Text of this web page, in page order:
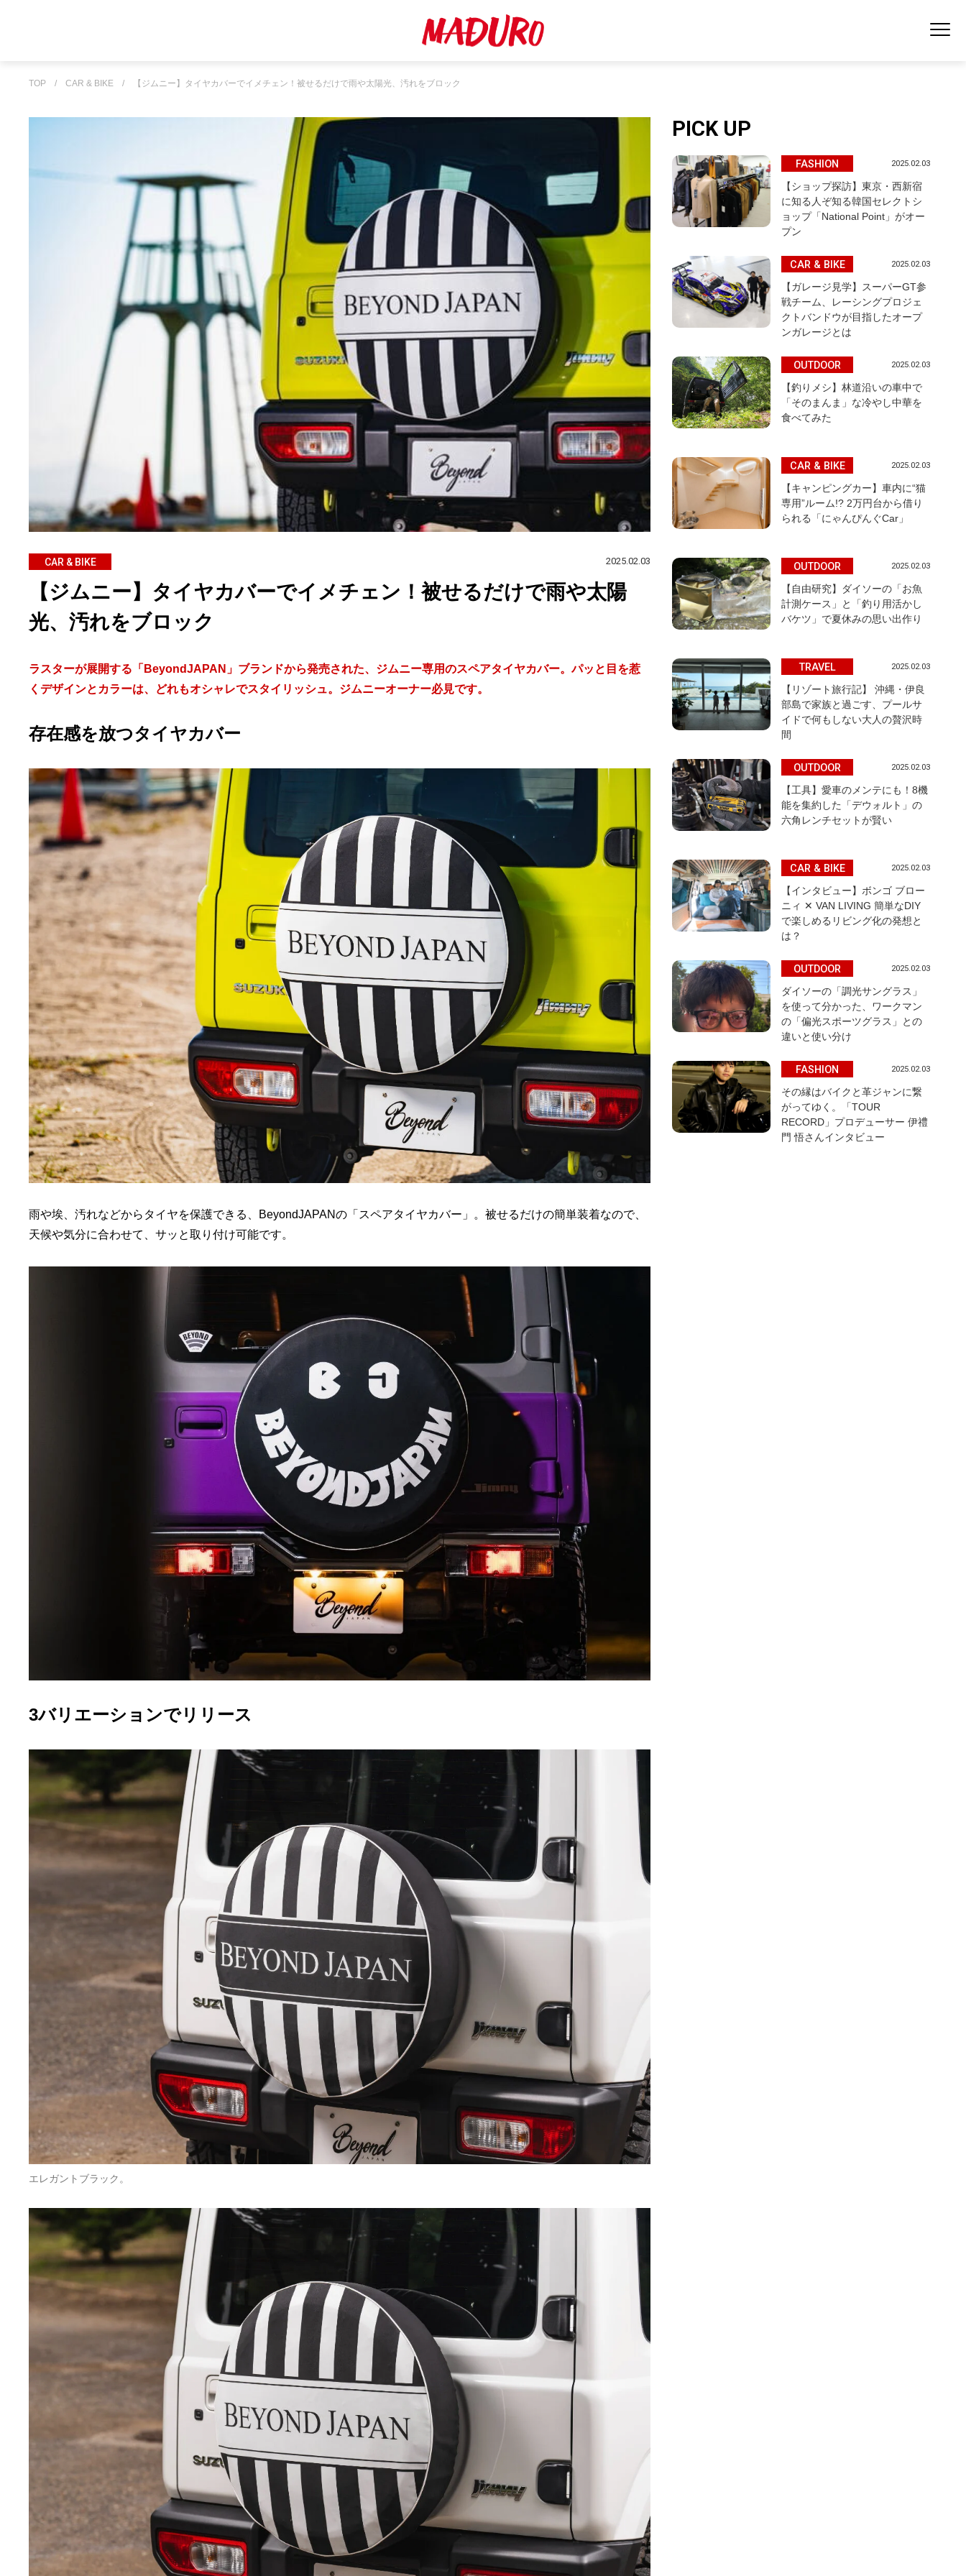
TOP / CAR & BIKE / 【ジムニー】タイヤカバーでイメチェン！被せるだけで雨や太陽光、汚れをブロック
CAR & BIKE 2025.02.03
【ジムニー】タイヤカバーでイメチェン！被せるだけで雨や太陽
光、汚れをブロック
ラスターが展開する「BeyondJAPAN」ブランドから発売された、ジムニー専用のスペアタイヤカバー。パッと目を惹
くデザインとカラーは、どれもオシャレでスタイリッシュ。ジムニーオーナー必見です。
存在感を放つタイヤカバー
雨や埃、汚れなどからタイヤを保護できる、BeyondJAPANの「スペアタイヤカバー」。被せるだけの簡単装着なので、
天候や気分に合わせて、サッと取り付け可能です。
3バリエーションでリリース
エレガントブラック。
PICK UP
FASHION 2025.02.03
【ショップ探訪】東京・西新宿
に知る人ぞ知る韓国セレクトシ
ョップ「National Point」がオー
プン
CAR & BIKE 2025.02.03
【ガレージ見学】スーパーGT参
戦チーム、レーシングプロジェ
クトバンドウが目指したオープ
ンガレージとは
OUTDOOR 2025.02.03
【釣りメシ】林道沿いの車中で
「そのまんま」な冷やし中華を
食べてみた
CAR & BIKE 2025.02.03
【キャンピングカー】車内に“猫
専用”ルーム!? 2万円台から借り
られる「にゃんぴんぐCar」
OUTDOOR 2025.02.03
【自由研究】ダイソーの「お魚
計測ケース」と「釣り用活かし
バケツ」で夏休みの思い出作り
TRAVEL 2025.02.03
【リゾート旅行記】 沖縄・伊良
部島で家族と過ごす、プールサ
イドで何もしない大人の贅沢時
間
OUTDOOR 2025.02.03
【工具】愛車のメンテにも！8機
能を集約した「デウォルト」の
六角レンチセットが賢い
CAR & BIKE 2025.02.03
【インタビュー】ボンゴ ブロー
ニィ ✕ VAN LIVING 簡単なDIY
で楽しめるリビング化の発想と
は？
OUTDOOR 2025.02.03
ダイソーの「調光サングラス」
を使って分かった、ワークマン
の「偏光スポーツグラス」との
違いと使い分け
FASHION 2025.02.03
その縁はバイクと革ジャンに繋
がってゆく。「TOUR
RECORD」プロデューサー 伊禮
門 悟さんインタビュー